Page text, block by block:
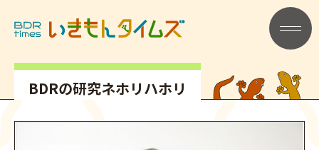
メニュー
BDRの研究ネホリハホリ